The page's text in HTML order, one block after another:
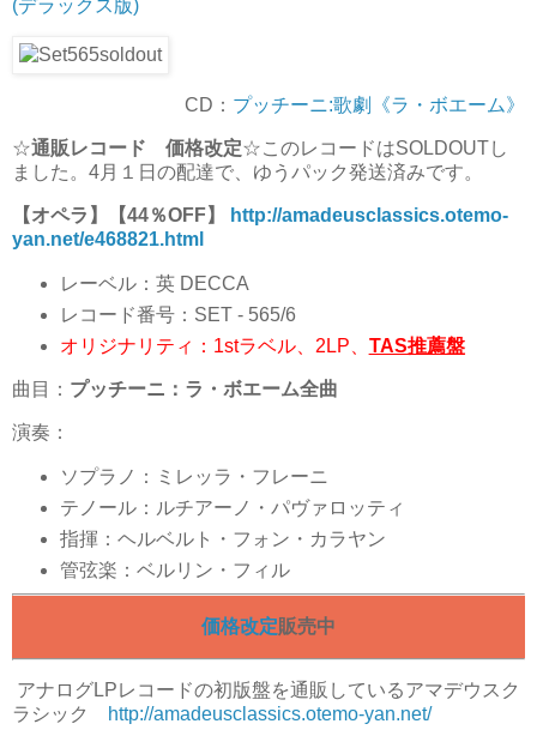
(デラックス版)
CD： プッチーニ:歌劇《ラ・ボエーム》
☆通販レコード 価格改定☆このレコードはSOLDOUTし
ました。4月１日の配達で、ゆうパック発送済みです。
【オペラ】【44％OFF】
http://amadeusclassics.otemo-
yan.net/e468821.html
レーベル：英 DECCA
レコード番号：SET - 565/6
オリジナリティ：1stラベル、2LP、 TAS推薦盤
曲目： プッチーニ：ラ・ボエーム全曲
演奏：
ソプラノ：ミレッラ・フレーニ
テノール：ルチアーノ・パヴァロッティ
指揮：ヘルベルト・フォン・カラヤン
管弦楽：ベルリン・フィル
価格改定販売中
アナログLPレコードの初版盤を通販しているアマデウスク
ラシック
http://amadeusclassics.otemo-yan.net/